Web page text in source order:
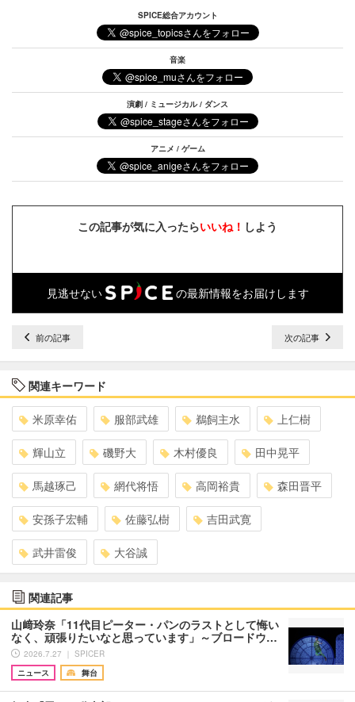
SPICE総合アカウント
音楽
演劇 / ミュージカル / ダンス
アニメ / ゲーム
この記事が気に入ったらいいね！ しよう
見逃せない の最新情報をお届けします
前の記事 次の記事
関連キーワード
米原幸佑 服部武雄 鵜飼主水 上仁樹
輝山立 磯野大 木村優良 田中晃平
馬越琢己 網代将悟 高岡裕貴 森田晋平
安孫子宏輔 佐藤弘樹 吉田武寛
武井雷俊 大谷誠
関連記事
山﨑玲奈「11代目ピーター・パンのラストとして悔い
なく、頑張りたいなと思っています」～ブロードウ…
2026.7.27 ｜ SPICER
ニュース
舞台